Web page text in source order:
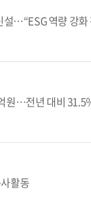
설…“ESG 역량 강
원…전년 대비
활동